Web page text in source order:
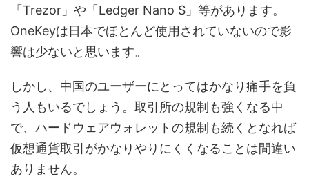
「Trezor」や「Ledger Nano S」等があります。
OneKeyは日本でほとんど使用されていないので影
響は少ないと思います。
しかし、中国のユーザーにとってはかなり痛手を負
う人もいるでしょう。取引所の規制も強くなる中
で、ハードウェアウォレットの規制も続くとなれば
仮想通貨取引がかなりやりにくくなることは間違い
ありません。